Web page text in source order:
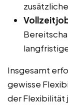
Insgesamt
gewisse
der Flexibilität